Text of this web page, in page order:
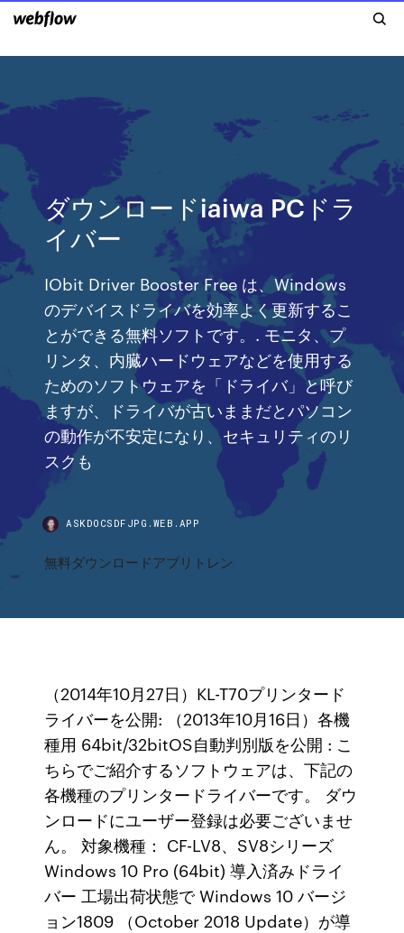
ダウンロードiaiwa PCドラ
イバー
IObit Driver Booster Free は、Windows
のデバイスドライバを効率よく更新するこ
とができる無料ソフトです。. モニタ、プ
リンタ、内臓ハードウェアなどを使用する
ためのソフトウェアを「ドライバ」と呼び
ますが、ドライバが古いままだとパソコン
の動作が不安定になり、セキュリティのリ
スクも
ASKDOCSDFJPG.WEB.APP
無料ダウンロードアプリトレン
（2014年10月27日）KL-T70プリンタード
ライバーを公開: （2013年10月16日）各機
種用 64bit/32bitOS自動判別版を公開 : こ
ちらでご紹介するソフトウェアは、下記の
各機種のプリンタードライバーです。 ダウ
ンロードにユーザー登録は必要ございませ
ん。 対象機種： CF-LV8、SV8シリーズ
Windows 10 Pro (64bit) 導入済みドライ
バー 工場出荷状態で Windows 10 バージ
ョン1809 （October 2018 Update）が導